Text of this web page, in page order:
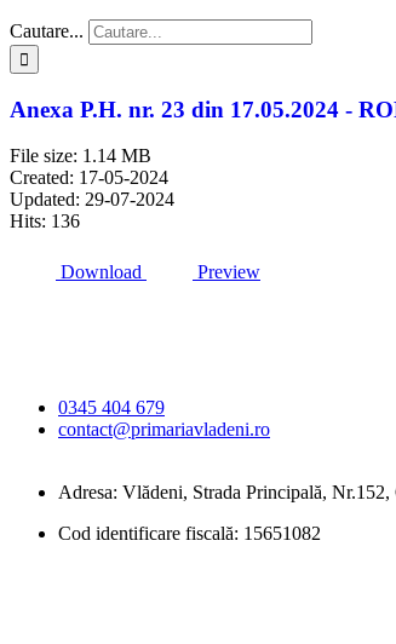
Cautare...
Anexa P.H. nr. 23 din 17.05.2024 -
File size: 1.14 MB
Created: 17-05-2024
Updated: 29-07-2024
Hits: 136
Download Preview
0345 404 679
contact@primariavladeni.ro
Adresa: Vlădeni, Strada Principală,
Cod identificare fiscală: 15651082